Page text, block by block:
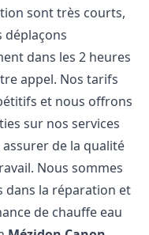
sont très courts,
déplaçons
dans les 2 heures
appel. Nos tarifs
et nous offrons
sur nos services
de la qualité
Nous sommes
dans la réparation et
de chauffe eau